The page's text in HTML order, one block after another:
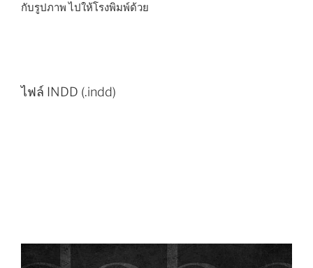
กับรูปภาพ ไปให้โรงพิมพ์ด้วย
ไฟล์ INDD (.indd)